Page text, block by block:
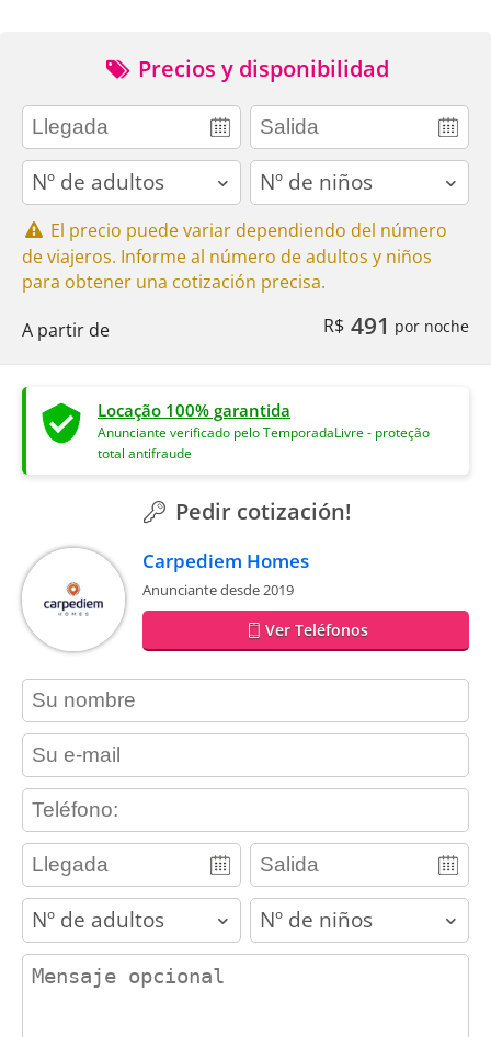
Precios y disponibilidad
adults children
El precio puede variar dependiendo del número
de viajeros. Informe al número de adultos y niños
para obtener una cotización precisa.
A partir de
R$ 491 por noche
Locação 100% garantida
Anunciante verificado pelo TemporadaLivre - proteção
total antifraude
Pedir cotización!
Carpediem Homes
Anunciante desde 2019
Ver Teléfonos
contact_name
contact_email
contact_phone
adults children
contact_message